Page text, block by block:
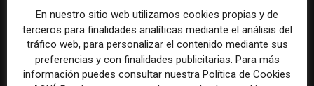
Guardar mis datos para la próxima vez que comente
En nuestro sitio web utilizamos cookies propias y de
terceros para finalidades analíticas mediante el análisis del
tráfico web, para personalizar el contenido mediante sus
preferencias y con finalidades publicitarias. Para más
información puedes consultar nuestra Política de Cookies